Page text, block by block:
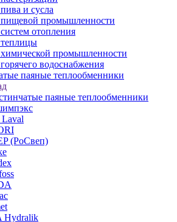
и сусла
промышленности
отопления
промышленности
водоснабжения
паяные теплообменники
паяные теплообменники
(РоСвеп)
Hydralik